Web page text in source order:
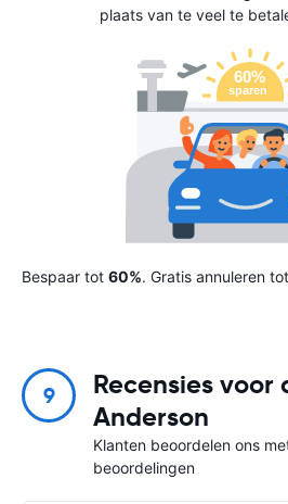
plaats van te veel te
Bespaar tot 60%. Gratis annuleren
9
Recensies
Anderson
Klanten beoordelen ons
beoordelingen